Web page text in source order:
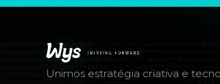
Rodapé — Agência Wys
Unimos estratégia criativa e